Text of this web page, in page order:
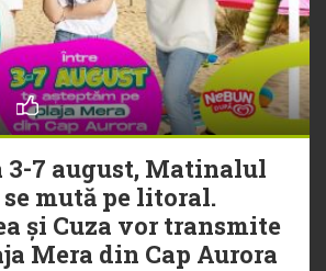
3-7 august, Matinalul
se mută pe litoral.
și Cuza vor transmite
Mera din Cap Aurora